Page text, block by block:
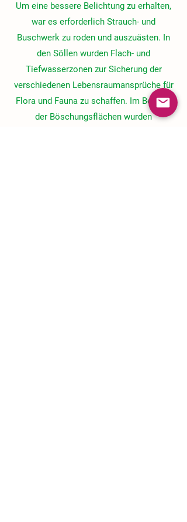
Um eine bessere Belichtung zu erhalten,
war es erforderlich Strauch- und
Buschwerk zu roden und auszuästen. In
den Söllen wurden Flach- und
Tiefwasserzonen zur Sicherung der
verschiedenen Lebensraumansprüche für
Flora und Fauna zu schaffen. Im Bereich
der Böschungsflächen wurden